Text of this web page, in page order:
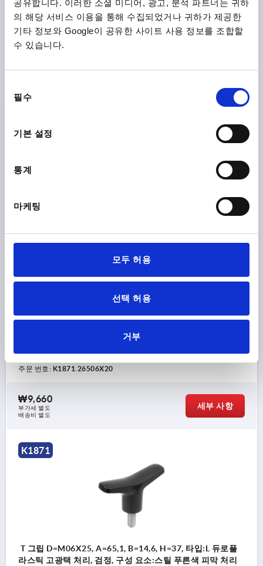
공유합니다. 이러한 소셜 미디어, 광고, 분석 파트너는 귀하
의 해당 서비스 이용을 통해 수집되었거나 귀하가 제공한
기타 정보와 Google이 공유한 사이트 사용 정보를 조합할
수 있습니다.
필수
기본 설정
통계
마케팅
모두 허용
선택 허용
거부
T 그립 D=M12, A=85,2, B=19,6, H=44,8, 타입:K 듀로플라
스크루 깊이=18
높이=44,8
배송비 별도
세부 사항
K1871
T 그립 D=M06X20, A=65,1, B=14,6, H=37, 타입:L 듀로플
라스틱 고광택 처리, 검정, 구성 요소:스틸 푸른색 피막 처리
나사 종류=수나사
타입=L
너비=14,6 D3=18 높이=37 H1=22,9
주문 번호: K1871.26506X20
₩9,660
부가세 별도
배송비 별도
세부 사항
K1871
T 그립 D=M06X25, A=65,1, B=14,6, H=37, 타입:L 듀로플
라스틱 고광택 처리, 검정, 구성 요소:스틸 푸른색 피막 처리